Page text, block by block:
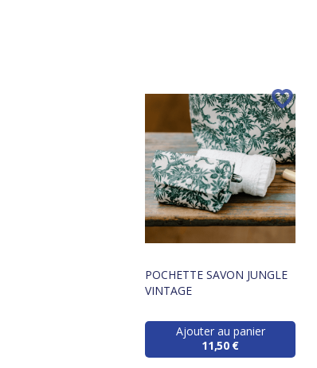
POCHETTE SAVON JUNGLE
VINTAGE
Ajouter au panier
11,50 €